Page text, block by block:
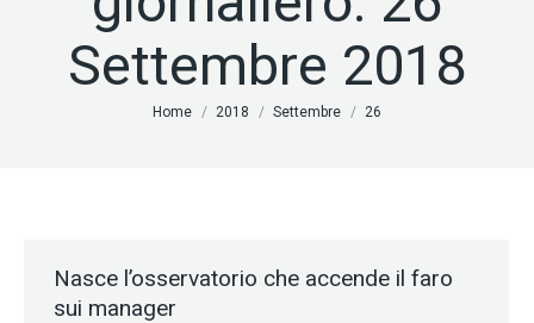
Settembre 2018
Tu sei qui:
Home 2018 Settembre 26
Nasce l’osservatorio che accende il faro
sui manager